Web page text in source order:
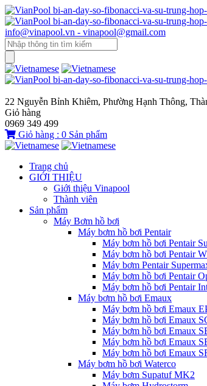
info@vinapool.vn - vinapool@gmail.com
22 Nguyễn Bỉnh Khiêm, Phường Hạnh Thông,
Giỏ hàng
0969 349 499
Giỏ hàng : 0 Sản phẩm
Trang chủ
GIỚI THIỆU
Giới thiệu Vinapool
Thành viên
Sản phẩm
Máy Bơm hồ bơi
Máy bơm hồ bơi Pentair
Máy bơm hồ bơi Pentair
Máy bơm hồ bơi Pentair
Máy bơm Pentair
Máy bơm hồ bơi Pentair
Máy bơm hồ bơi Pentair
Máy bơm hồ bơi Emaux
Máy bơm hồ bơi Emaux
Máy bơm hồ bơi Emaux
Máy bơm hồ bơi Emaux
Máy bơm hồ bơi Emaux
Máy bơm hồ bơi Emaux
Máy bơm hồ bơi Waterco
Máy bơm Supatuf MK2